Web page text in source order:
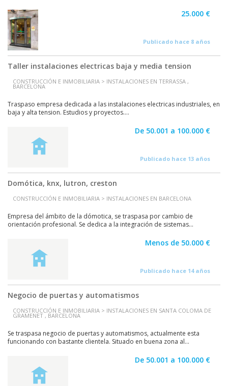
25.000 €
Publicado hace 8 años
Taller instalaciones electricas baja y media tension
CONSTRUCCIÓN E INMOBILIARIA > INSTALACIONES EN TERRASSA ,
BARCELONA
Traspaso empresa dedicada a las instalaciones electricas industriales, en
baja y alta tension. Estudios y proyectos....
De 50.001 a 100.000 €
Publicado hace 13 años
Domótica, knx, lutron, creston
CONSTRUCCIÓN E INMOBILIARIA > INSTALACIONES EN BARCELONA
Empresa del ámbito de la dómotica, se traspasa por cambio de
orientación profesional. Se dedica a la integración de sistemas...
Menos de 50.000 €
Publicado hace 14 años
Negocio de puertas y automatismos
CONSTRUCCIÓN E INMOBILIARIA > INSTALACIONES EN SANTA COLOMA DE
GRAMENET , BARCELONA
Se traspasa negocio de puertas y automatismos, actualmente esta
funcionando con bastante clientela. Situado en buena zona al...
De 50.001 a 100.000 €